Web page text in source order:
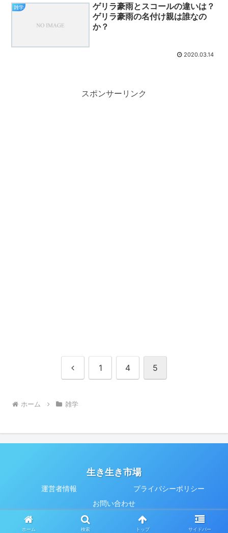
雑学
ゲリラ豪雨とスコールの違いは？
ゲリラ豪雨の名付け親は誰なの
か？
2020.03.14
スポンサーリンク
前 1 4 5
ホーム 雑学
生き生き市場
運営者情報
プライバシーポリシー
お問い合わせ
© 2019 生き生き市場.
ホーム 検索 トップ サイドバー